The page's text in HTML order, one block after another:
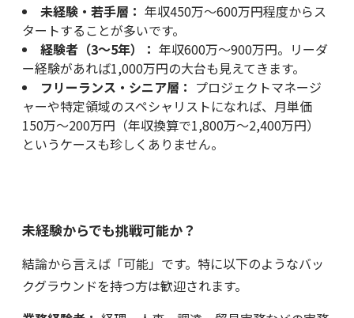
未経験・若手層： 年収450万～600万円程度からス
タートすることが多いです。
経験者（3～5年）： 年収600万～900万円。リーダ
ー経験があれば1,000万円の大台も見えてきます。
フリーランス・シニア層： プロジェクトマネージ
ャーや特定領域のスペシャリストになれば、月単価
150万～200万円（年収換算で1,800万～2,400万円）
というケースも珍しくありません。
未経験からでも挑戦可能か？
結論から言えば「可能」です。特に以下のようなバッ
クグラウンドを持つ方は歓迎されます。